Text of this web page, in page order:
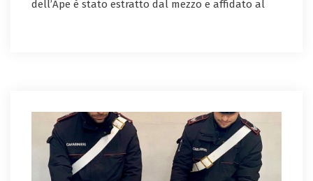
dell’Ape è stato estratto dal mezzo e affidato al